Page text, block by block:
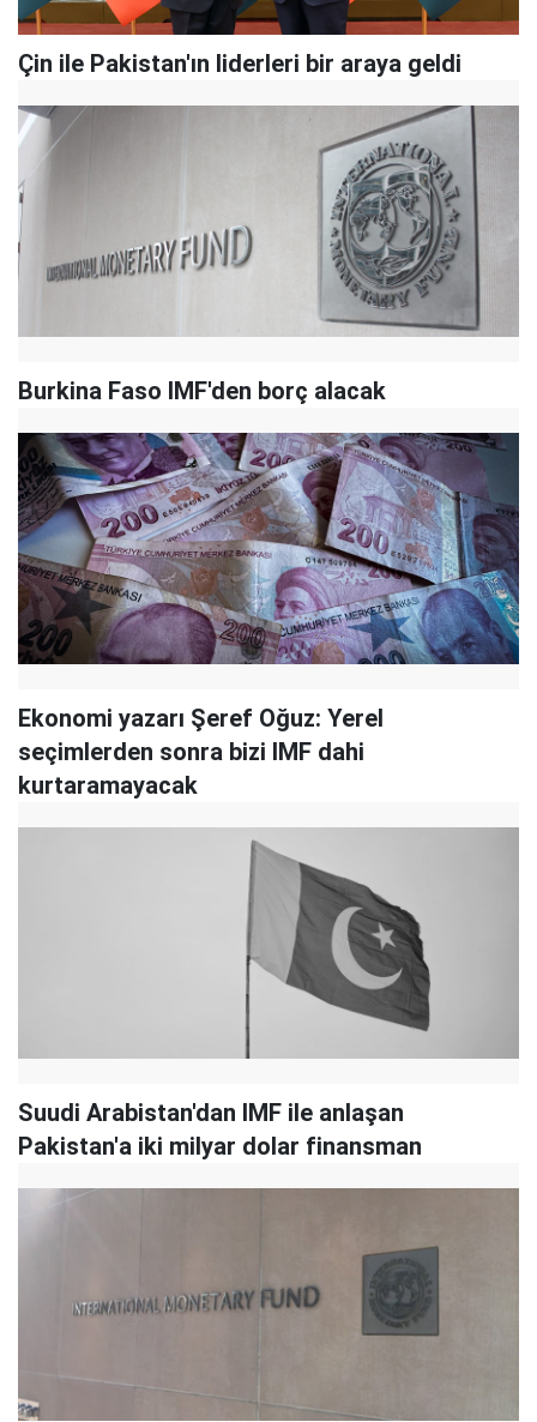
Çin ile Pakistan'ın liderleri bir araya geldi
Burkina Faso IMF'den borç alacak
Ekonomi yazarı Şeref Oğuz: Yerel
seçimlerden sonra bizi IMF dahi
kurtaramayacak
Suudi Arabistan'dan IMF ile anlaşan
Pakistan'a iki milyar dolar finansman